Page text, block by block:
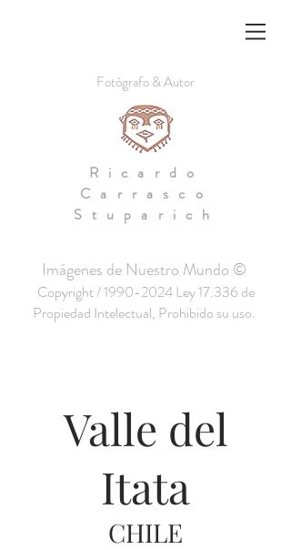
Fotógrafo & Autor
Ricardo
Carrasco
Stuparich
Imágenes de Nuestro Mundo ©
Copyright /1990-2024Ley 17.336 de
Propiedad Intelectual, Prohibido su uso.
Valle del
Itata
CHILE